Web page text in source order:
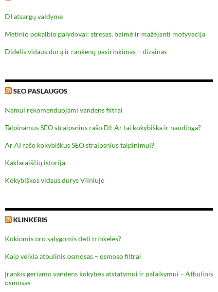
DI atsargų valdyme
Metinio pokalbio palydovai: stresas, baimė ir mažėjanti motyvacija
Didelis vidaus durų ir rankenų pasirinkimas – dizainas
SEO PASLAUGOS
Namui rekomenduojami vandens filtrai
Talpinamus SEO straipsnius rašo DI: Ar tai kokybiška ir naudinga?
Ar AI rašo kokybiškus SEO straipsnius talpinimui?
Kaklaraiščių istorija
Kokybiškos vidaus durys Vilniuje
KLINKERIS
Kokiomis oro sąlygomis dėti trinkeles?
Kaip veikia atbulinis osmosas – osmoso filtrai
Įrankis geriamo vandens kokybės atstatymui ir palaikymui – Atbulinis
osmosas